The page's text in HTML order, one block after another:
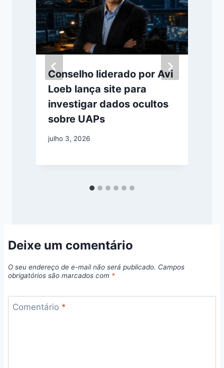
Conselho liderado por Avi
Loeb lança site para
investigar dados ocultos
sobre UAPs
julho 3, 2026
Deixe um comentário
O seu endereço de e-mail não será publicado. Campos
obrigatórios são marcados com *
Comentário *